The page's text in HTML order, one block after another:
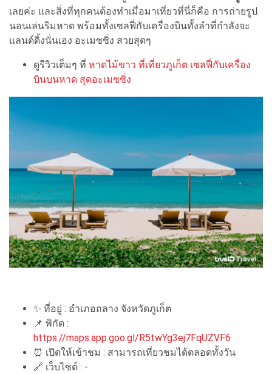
เลยค่ะ และสิ่งที่ทุกคนต้องทำเมื่อมาเที่ยวที่นี่ก็คือ การถ่ายรูป
นอนเล่นริมหาด พร้อมทั้งเซลฟี่กับเครื่องบินทั้งลำที่กำลังจะ
แลนด์ดิ้งนั่นเอง อะเมซซิ่ง สวยสุดๆ
ดูรีวิวเต็มๆ ที่ หาดไม้ขาว ที่เที่ยวภูเก็ต เซลฟี่กับเครื่อง
บินบนหาด สุดอะเมซซิ่ง
✨ ที่อยู่ : อำเภอถลาง จังหวัดภูเก็ต
📌 พิกัด :
https://maps.app.goo.gl/R5twYg3ej7FqUZVF6
⏰ เปิดให้เข้าชม : สามารถเที่ยวชมได้ตลอดทั้งวัน
🔗 เว็บไซต์ : -